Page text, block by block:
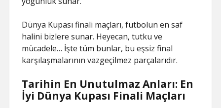
Dünya Kupası finali maçları, futbolun en saf
halini bizlere sunar. Heyecan, tutku ve
mücadele… İşte tüm bunlar, bu eşsiz final
karşılaşmalarının vazgeçilmez parçalarıdır.
Tarihin En Unutulmaz Anları: En
İyi Dünya Kupası Finali Maçları